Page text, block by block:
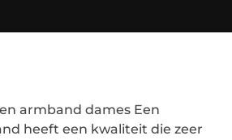
armband dames Een
heeft een kwaliteit die zeer